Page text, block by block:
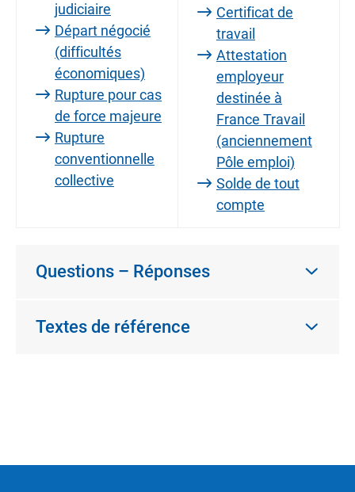
judiciaire
Départ négocié
(difficultés
économiques)
Rupture pour cas
de force majeure
Rupture
conventionnelle
collective
Certificat de
travail
Attestation
employeur
destinée à
France Travail
(anciennement
Pôle emploi)
Solde de tout
compte
Questions – Réponses
Textes de référence